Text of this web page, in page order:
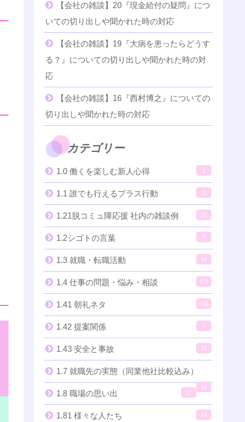
【会社の雑談】20『現金給付の疑問』につ
いての切り出しや聞かれた時の対応
【会社の雑談】19『大病を患ったらどうす
る？』についての切り出しや聞かれた時の対
応
【会社の雑談】16『西村博之』についての
切り出しや聞かれた時の対応
カテゴリー
1.0 働くを楽しむ新人心得 1
1.1 誰でも行えるプラス行動 21
1.21脱コミュ障応援 社内の雑談例 25
1.2シゴトの言葉 7
1.3 就職・転職活動 49
1.4 仕事の問題・悩み・相談 179
1.41 朝礼ネタ 584
1.42 提案関係 9
1.43 安全と事故 33
1.7 就職先の実態（同業他社比較込み）
16
1.8 職場の思い出 27
1.81 様々な人たち 19